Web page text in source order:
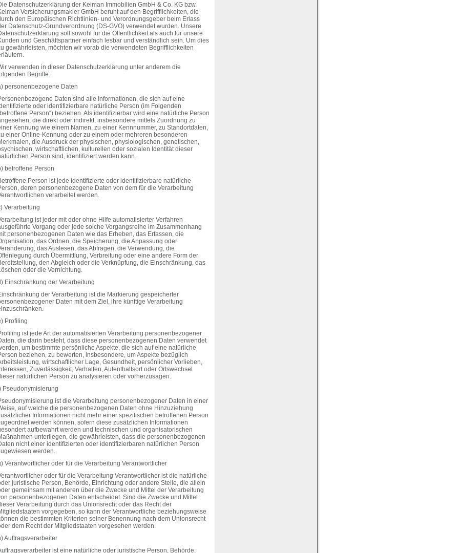
Datenschutzerklärung der Keiman Immobilien GmbH & Co. KG bzw.
Versicherungsmakler GmbH beruht auf den Begrifflichkeiten, die
den Europäischen Richtlinien- und Verordnungsgeber beim Erlass
Datenschutz-Grundverordnung (DS-GVO) verwendet wurden. Unsere
soll sowohl für die Öffentlichkeit als auch für unsere
und Geschäftspartner einfach lesbar und verständlich sein. Um dies
gewährleisten, möchten wir vorab die verwendeten Begrifflichkeiten
verwenden in dieser Datenschutzerklärung unter anderem die
Begriffe:
personenbezogene Daten
Daten sind alle Informationen, die sich auf eine
oder identifizierbare natürliche Person (im Folgenden
Person“) beziehen. Als identifizierbar wird eine natürliche Person
die direkt oder indirekt, insbesondere mittels Zuordnung zu
Kennung wie einem Namen, zu einer Kennnummer, zu Standortdaten,
einer Online-Kennung oder zu einem oder mehreren besonderen
die Ausdruck der physischen, physiologischen, genetischen,
wirtschaftlichen, kulturellen oder sozialen Identität dieser
Person sind, identifiziert werden kann.
betroffene Person
Person ist jede identifizierte oder identifizierbare natürliche
deren personenbezogene Daten von dem für die Verarbeitung
verarbeitet werden.
Verarbeitung
ist jeder mit oder ohne Hilfe automatisierter Verfahren
Vorgang oder jede solche Vorgangsreihe im Zusammenhang
personenbezogenen Daten wie das Erheben, das Erfassen, die
das Ordnen, die Speicherung, die Anpassung oder
das Auslesen, das Abfragen, die Verwendung, die
durch Übermittlung, Verbreitung oder eine andere Form der
den Abgleich oder die Verknüpfung, die Einschränkung, das
oder die Vernichtung.
Einschränkung der Verarbeitung
der Verarbeitung ist die Markierung gespeicherter
Daten mit dem Ziel, ihre künftige Verarbeitung
Profiling
ist jede Art der automatisierten Verarbeitung personenbezogener
die darin besteht, dass diese personenbezogenen Daten verwendet
um bestimmte persönliche Aspekte, die sich auf eine natürliche
beziehen, zu bewerten, insbesondere, um Aspekte bezüglich
wirtschaftlicher Lage, Gesundheit, persönlicher Vorlieben,
Zuverlässigkeit, Verhalten, Aufenthaltsort oder Ortswechsel
natürlichen Person zu analysieren oder vorherzusagen.
Pseudonymisierung
ist die Verarbeitung personenbezogener Daten in einer
auf welche die personenbezogenen Daten ohne Hinzuziehung
Informationen nicht mehr einer spezifischen betroffenen Person
werden können, sofern diese zusätzlichen Informationen
aufbewahrt werden und technischen und organisatorischen
unterliegen, die gewährleisten, dass die personenbezogenen
nicht einer identifizierten oder identifizierbaren natürlichen Person
werden.
Verantwortlicher oder für die Verarbeitung Verantwortlicher
oder für die Verarbeitung Verantwortlicher ist die natürliche
juristische Person, Behörde, Einrichtung oder andere Stelle, die allein
gemeinsam mit anderen über die Zwecke und Mittel der Verarbeitung
personenbezogenen Daten entscheidet. Sind die Zwecke und Mittel
Verarbeitung durch das Unionsrecht oder das Recht der
vorgegeben, so kann der Verantwortliche beziehungsweise
die bestimmten Kriterien seiner Benennung nach dem Unionsrecht
dem Recht der Mitgliedstaaten vorgesehen werden.
Auftragsverarbeiter
ist eine natürliche oder juristische Person, Behörde,